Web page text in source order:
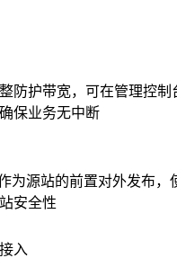
防护带宽，可在管理控制
保业务无中断
为源站的前置对外发布，
安全性
入